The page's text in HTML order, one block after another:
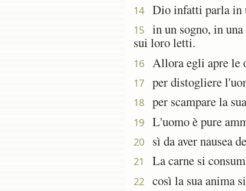
14 Dio infatti parla in
15
in un sogno, in
sui loro letti.
16 Allora egli apre le
17 per distogliere
18 per scampare la
19 L'uomo è pure
20 sì da aver nausea
21 La carne si
22 così la sua anima